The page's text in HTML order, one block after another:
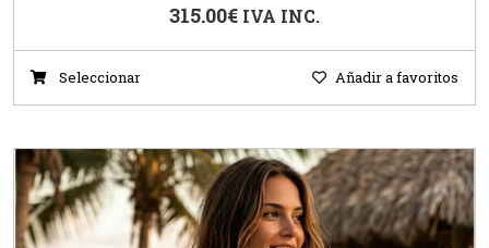
315.00€ IVA INC.
Seleccionar Añadir a favoritos